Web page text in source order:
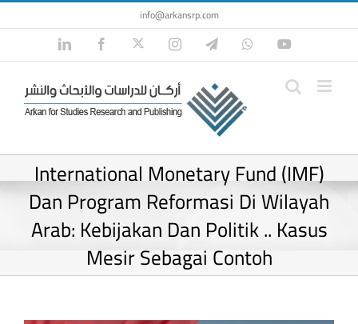
Skip
to
content
info@arkansrp.com
LinkedIn FacebookTwitterInstagramTelegramWhatsApp
International Monetary Fund (IMF)
Dan Program Reformasi Di Wilayah
Arab: Kebijakan Dan Politik .. Kasus
Mesir Sebagai Contoh